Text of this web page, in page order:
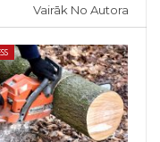
Vairāk No Autora